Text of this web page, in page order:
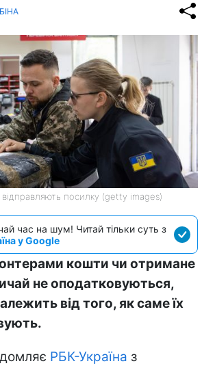
посилку (getty images)
час на шум! Читай тільки суть з
у Google
кошти чи отримане
не оподатковуються,
від того, як саме їх
РБК-Україна з